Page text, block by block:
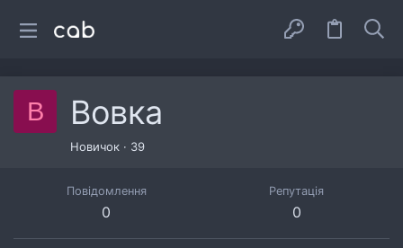
В Вовка
Новичок · 39
Повідомлення
0
Репутація
0